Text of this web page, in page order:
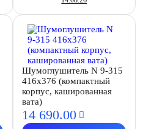
Шумоглушитель N 9-315
416х376 (компактный
корпус, кашированная
вата)
14 690.00